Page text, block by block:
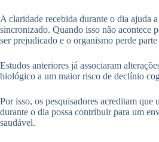
A claridade recebida durante o dia ajuda a
sincronizado. Quando isso não acontece
ser prejudicado e o organismo perde
Estudos anteriores já associaram
biológico a um maior risco de declínio
Por isso, os pesquisadores acreditam que
durante o dia possa contribuir para um
saudável.